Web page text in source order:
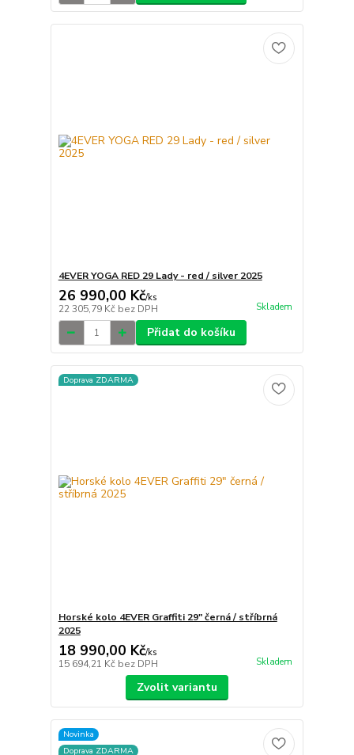
4EVER YOGA RED 29 Lady - red / silver 2025
26 990,00 Kč/ks
22 305,79 Kč bez DPH Skladem
Přidat do košíku
Doprava ZDARMA
Horské kolo 4EVER Graffiti 29" černá / stříbrná
2025
18 990,00 Kč/ks
15 694,21 Kč bez DPH Skladem
Zvolit variantu
Novinka
Doprava ZDARMA